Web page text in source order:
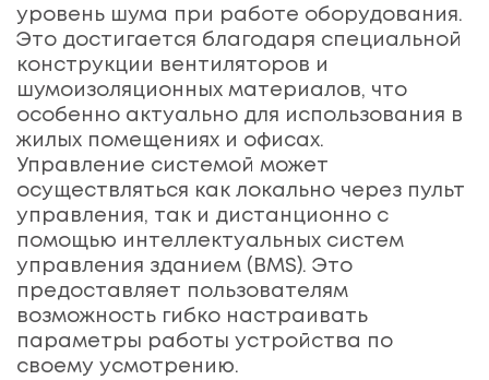
уровень шума при работе оборудования.
Это достигается благодаря специальной
конструкции вентиляторов и
шумоизоляционных материалов, что
особенно актуально для использования в
жилых помещениях и офисах.
Управление системой может
осуществляться как локально через пульт
управления, так и дистанционно с
помощью интеллектуальных систем
управления зданием (BMS). Это
предоставляет пользователям
возможность гибко настраивать
параметры работы устройства по
своему усмотрению.